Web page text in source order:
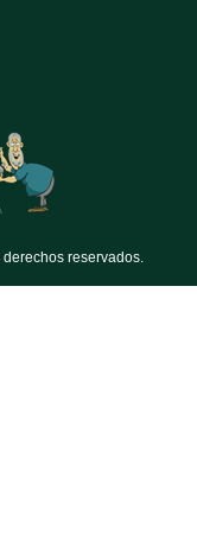
derechos reservados.